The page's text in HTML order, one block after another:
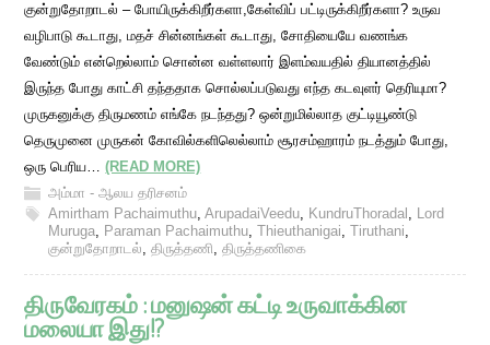
குன்றுதோறாடல் – போயிருக்கிறீர்களா,கேள்விப் பட்டிருக்கிறீர்களா? உருவ
வழிபாடு கூடாது, மதச் சின்னங்கள் கூடாது, சோதியையே வணங்க
வேண்டும் என்றெல்லாம் சொன்ன வள்ளலார் இளம்வயதில் தியானத்தில்
இருந்த போது காட்சி தந்ததாக சொல்லப்படுவது எந்த கடவுளர் தெரியுமா?
முருகனுக்கு திருமணம் எங்கே நடந்தது? ஒன்றுமில்லாத குட்டியூண்டு
தெருமுனை முருகன் கோவில்களிலெல்லாம் சூரசம்ஹாரம் நடத்தும் போது,
ஒரு பெரிய…(READ MORE)
அம்மா - ஆலய தரிசனம்
Amirtham Pachaimuthu,ArupadaiVeedu, KundruThoradal , Lord
Muruga, Paraman Pachaimuthu,Thieuthanigai,Tiruthani,
குன்றுதோறாடல்,திருத்தணி,திருத்தணிகை
திருவேரகம் : மனுஷன் கட்டி உருவாக்கின
மலையா இது!?